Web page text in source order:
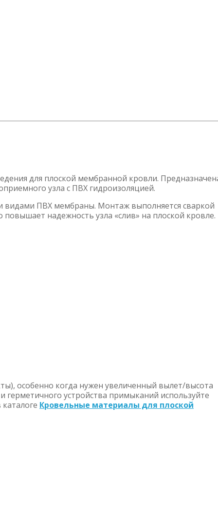
для плоской мембранной кровли.
узла с ПВХ гидроизоляцией.
видами ПВХ мембраны. Монтаж выполняется сваркой
надежность узла «слив» на плоской кровле.
особенно когда нужен увеличенный вылет/высота
устройства примыканий используйте
Кровельные материалы для плоской